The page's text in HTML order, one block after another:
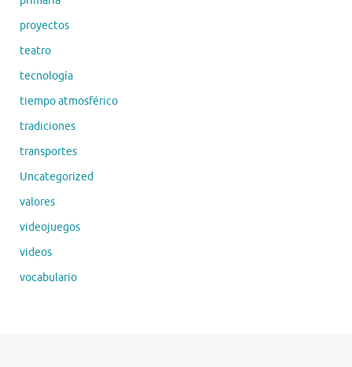
proyectos
teatro
tecnología
tiempo atmosférico
tradiciones
transportes
Uncategorized
valores
videojuegos
videos
vocabulario